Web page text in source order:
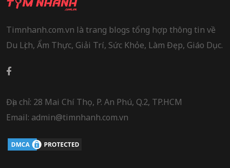
Timnhanh.com.vn là trang blogs tổng hợp thông tin về
Du Lịch, Ẩm Thực, Giải Trí, Sức Khỏe, Làm Đẹp, Giáo Dục.
Địa chỉ: 28 Mai Chí Thọ, P. An Phú, Q.2, TP.HCM
Email: admin@timnhanh.com.vn